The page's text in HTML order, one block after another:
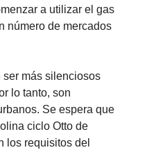
a utilizar el gas
número de mercados
ser más silenciosos
lo tanto, son
Se espera que
ciclo Otto de
los requisitos del